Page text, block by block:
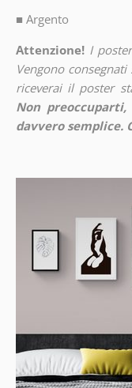
■ Argento
Attenzione! I
Vengono
riceverai il poster
Non
davvero semplice.